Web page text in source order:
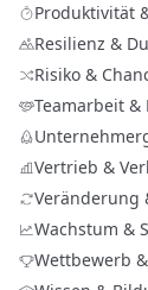
Produktivität
Resilienz &
Risiko &
Teamarbeit &
Vertrieb &
Veränderung
Wachstum &
Wettbewerb